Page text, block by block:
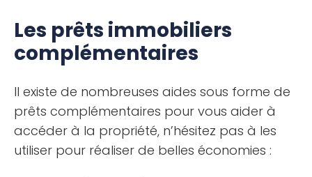
Les prêts immobiliers
complémentaires
Il existe de nombreuses aides sous forme de
prêts complémentaires pour vous aider à
accéder à la propriété, n’hésitez pas à les
utiliser pour réaliser de belles économies :